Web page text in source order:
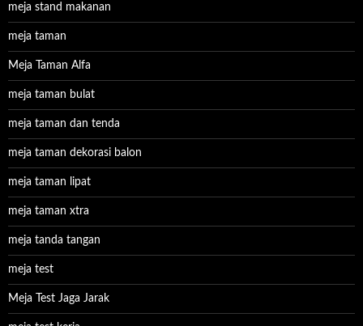
meja stand makanan
meja taman
Meja Taman Alfa
meja taman bulat
meja taman dan tenda
meja taman dekorasi balon
meja taman lipat
meja taman xtra
meja tanda tangan
meja test
Meja Test Jaga Jarak